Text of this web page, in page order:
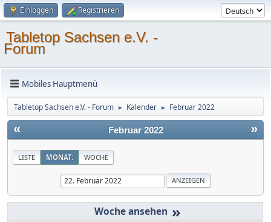
Einloggen Registrieren
Tabletop Sachsen e.V. -
Forum
Mobiles Hauptmenü
Tabletop Sachsen e.V. - Forum ► Kalender ► Februar 2022
« »
Februar 2022
LISTE MONAT: WOCHE
»